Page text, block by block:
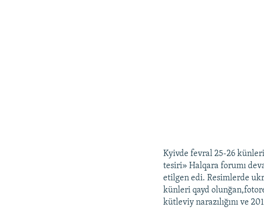
Kyivde fevral 25-26
tesiri» Halqara forumı
etilgen edi. Resimlerde
künleri qayd
kütleviy narazılığını ve